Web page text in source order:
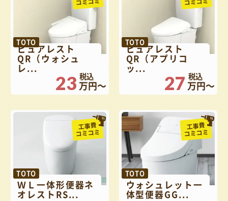
TOTO
ピュアレスト
QR（ウォシュ
レ...
23 万円～
TOTO
ピュアレスト
QR（アプリコ
ッ...
27 万円～
TOTO
ＷＬ一体形便器ネ
オレストRS...
工事費
コミコミ
TOTO
ウォシュレット一
体型便器GG...
工事費
コミコミ